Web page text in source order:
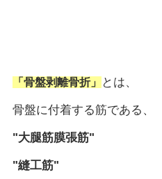
「骨盤剥離骨折」 とは、
骨盤に付着する筋である、
"大腿筋膜張筋"
"縫工筋"